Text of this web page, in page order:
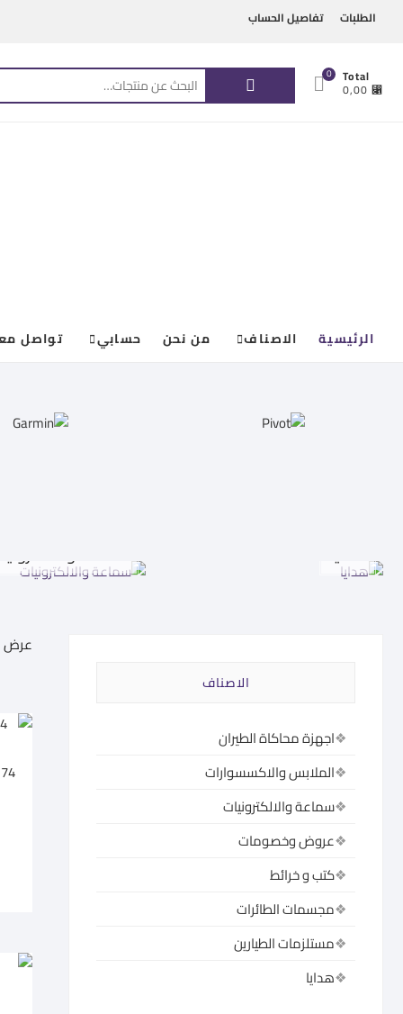
contentالطلبات تفاصيل الحساب
عن:
0 Total
⃁ 0,00
الرئيسية الاصناف من نحن حسابي تواصل
سماعة والالكترونيات هدايا
عرض 1–60 من أصل 585 نتيجة
الاصناف
اجهزة محاكاة الطيران
الملابس والاكسسوارات
سماعة والالكترونيات
عروض وخصومات
كتب و خرائط
مجسمات الطائرات
مستلزمات الطيارين
هدايا